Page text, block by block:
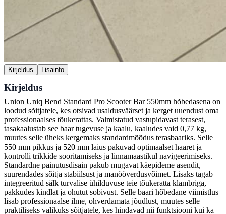
Kirjeldus Lisainfo
Kirjeldus
Union Uniq Bend Standard Pro Scooter Bar 550mm hõbedasena on
loodud sõitjatele, kes otsivad usaldusväärset ja kerget uuendust oma
professionaalses tõukerattas. Valmistatud vastupidavast terasest,
tasakaalustab see baar tugevuse ja kaalu, kaaludes vaid 0,77 kg,
muutes selle üheks kergemaks standardmõõdus terasbaariks. Selle
550 mm pikkus ja 520 mm laius pakuvad optimaalset haaret ja
kontrolli trikkide sooritamiseks ja linnamaastikul navigeerimiseks.
Standardne painutusdisain pakub mugavat käepideme asendit,
suurendades sõitja stabiilsust ja manööverdusvõimet. Lisaks tagab
integreeritud sälk turvalise ühilduvuse teie tõukeratta klambriga,
pakkudes kindlat ja ohutut sobivust. Selle baari hõbedane viimistlus
lisab professionaalse ilme, ohverdamata jõudlust, muutes selle
praktiliseks valikuks sõitjatele, kes hindavad nii funktsiooni kui ka